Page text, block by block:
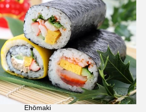
Ehōmaki